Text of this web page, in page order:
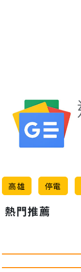
高雄 停電
熱門推薦